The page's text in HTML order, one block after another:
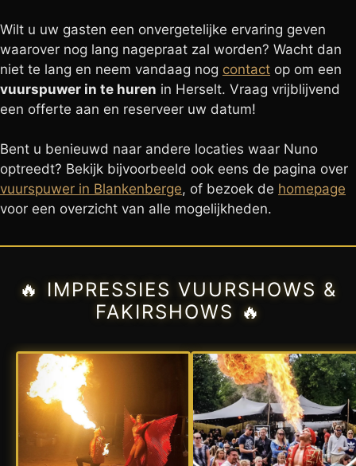
Wilt u uw gasten een onvergetelijke ervaring geven
waarover nog lang nagepraat zal worden? Wacht dan
niet te lang en neem vandaag nog contact op om een
vuurspuwer in te huren in Herselt. Vraag vrijblijvend
een offerte aan en reserveer uw datum!
Bent u benieuwd naar andere locaties waar Nuno
optreedt? Bekijk bijvoorbeeld ook eens de pagina over
vuurspuwer in Blankenberge, of bezoek de homepage
voor een overzicht van alle mogelijkheden.
🔥 IMPRESSIES VUURSHOWS &
FAKIRSHOWS 🔥